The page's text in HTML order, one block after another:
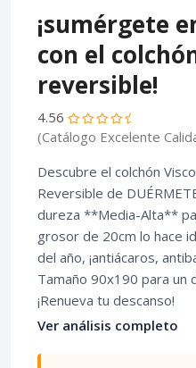
¡sumérgete
con el
reversible!
4.56
(Catálogo Excelente
Descubre el colchón
Reversible de
dureza **Media-Alta**
grosor de 20cm lo hace
del año, ¡antiácaros,
Tamaño 90x190 para un
¡Renueva tu descanso!
Ver análisis completo